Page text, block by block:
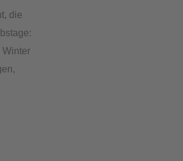
die
Winter